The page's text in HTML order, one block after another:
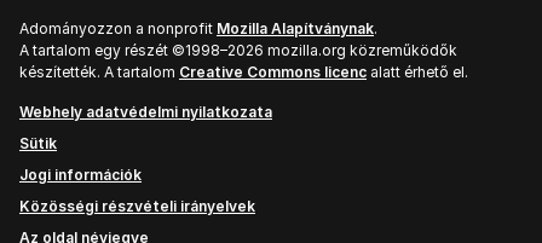
Adományozzon a nonprofit Mozilla Alapítványnak.
A tartalom egy részét ©1998–2026 mozilla.org közreműködők
készítették. A tartalom Creative Commons licenc alatt érhető el.
Webhely adatvédelmi nyilatkozata
Sütik
Jogi információk
Közösségi részvételi irányelvek
Az oldal névjegye